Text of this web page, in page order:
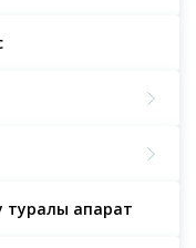
туралы ақпарат